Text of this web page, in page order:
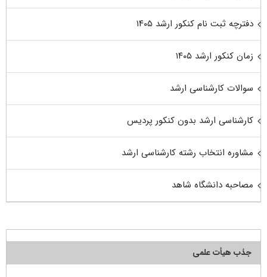
دفترچه ثبت نام کنکور ارشد ۱۴۰۵
زمان کنکور ارشد ۱۴۰۵
سوالات کارشناسی ارشد
کارشناسی ارشد بدون کنکور پردیس
مشاوره انتخاب رشته کارشناسی ارشد
مصاحبه دانشگاه شاهد
جذب هیأت علمی